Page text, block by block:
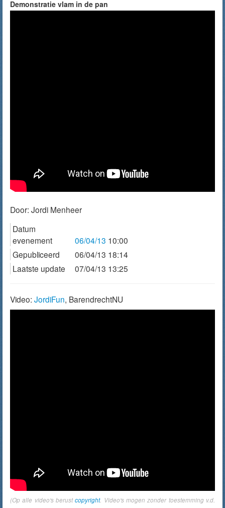
Demonstratie vlam in de pan
Door: Jordi Menheer
Datum
evenement
06/04/13 10:00
Gepubliceerd
06/04/13 18:14
Laatste update
07/04/13 13:25
Video: JordiFun, BarendrechtNU
(Op alle video's berustcopyright. Video's mogen zonder toestemming v.d.